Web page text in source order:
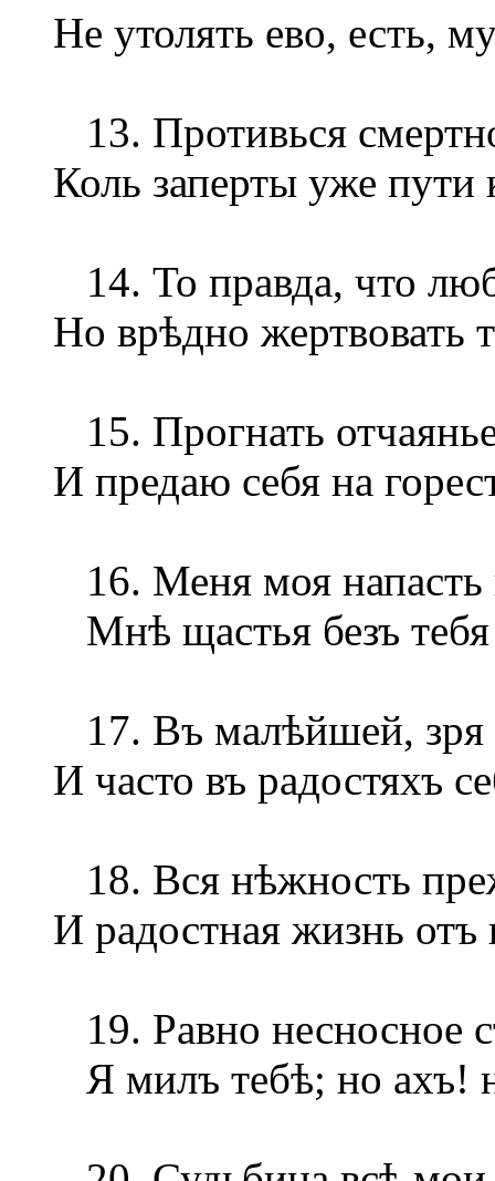
Не утолять ево, есть,
13. Противься
Коль заперты уже пути
14. То правда, что
Но врѣдно жертвовать
15. Прогнать
И предаю себя на
16. Меня моя напасть
Мнѣ щастья безъ
17. Въ малѣйшей, зря
И часто въ радостяхъ
18. Вся нѣжность
И радостная жизнь отъ
19. Равно несносное
Я милъ тебѣ; но ахъ!